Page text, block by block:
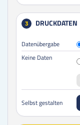
3 DRUCKDATEN
Datenübergabe
Keine Daten
Selbst gestalten